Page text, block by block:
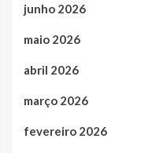
junho 2026
maio 2026
abril 2026
março 2026
fevereiro 2026